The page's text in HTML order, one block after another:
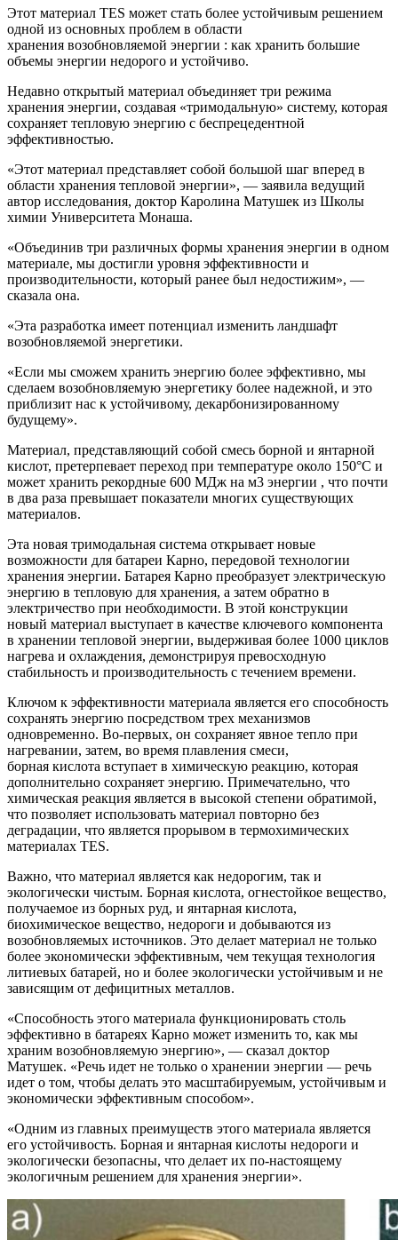
Этот материал TES может стать более устойчивым решением
одной из основных проблем в области
хранения возобновляемой энергии : как хранить большие
объемы энергии недорого и устойчиво.
Недавно открытый материал объединяет три режима
хранения энергии, создавая «тримодальную» систему, которая
сохраняет тепловую энергию с беспрецедентной
эффективностью.
«Этот материал представляет собой большой шаг вперед в
области хранения тепловой энергии», — заявила ведущий
автор исследования, доктор Каролина Матушек из Школы
химии Университета Монаша.
«Объединив три различных формы хранения энергии в одном
материале, мы достигли уровня эффективности и
производительности, который ранее был недостижим», —
сказала она.
«Эта разработка имеет потенциал изменить ландшафт
возобновляемой энергетики.
«Если мы сможем хранить энергию более эффективно, мы
сделаем возобновляемую энергетику более надежной, и это
приблизит нас к устойчивому, декарбонизированному
будущему».
Материал, представляющий собой смесь борной и янтарной
кислот, претерпевает переход при температуре около 150°C и
может хранить рекордные 600 МДж на м3 энергии , что почти
в два раза превышает показатели многих существующих
материалов.
Эта новая тримодальная система открывает новые
возможности для батареи Карно, передовой технологии
хранения энергии. Батарея Карно преобразует электрическую
энергию в тепловую для хранения, а затем обратно в
электричество при необходимости. В этой конструкции
новый материал выступает в качестве ключевого компонента
в хранении тепловой энергии, выдерживая более 1000 циклов
нагрева и охлаждения, демонстрируя превосходную
стабильность и производительность с течением времени.
Ключом к эффективности материала является его способность
сохранять энергию посредством трех механизмов
одновременно. Во-первых, он сохраняет явное тепло при
нагревании, затем, во время плавления смеси,
борная кислота вступает в химическую реакцию, которая
дополнительно сохраняет энергию. Примечательно, что
химическая реакция является в высокой степени обратимой,
что позволяет использовать материал повторно без
деградации, что является прорывом в термохимических
материалах TES.
Важно, что материал является как недорогим, так и
экологически чистым. Борная кислота, огнестойкое вещество,
получаемое из борных руд, и янтарная кислота,
биохимическое вещество, недороги и добываются из
возобновляемых источников. Это делает материал не только
более экономически эффективным, чем текущая технология
литиевых батарей, но и более экологически устойчивым и не
зависящим от дефицитных металлов.
«Способность этого материала функционировать столь
эффективно в батареях Карно может изменить то, как мы
храним возобновляемую энергию», — сказал доктор
Матушек. «Речь идет не только о хранении энергии — речь
идет о том, чтобы делать это масштабируемым, устойчивым и
экономически эффективным способом».
«Одним из главных преимуществ этого материала является
его устойчивость. Борная и янтарная кислоты недороги и
экологически безопасны, что делает их по-настоящему
экологичным решением для хранения энергии».